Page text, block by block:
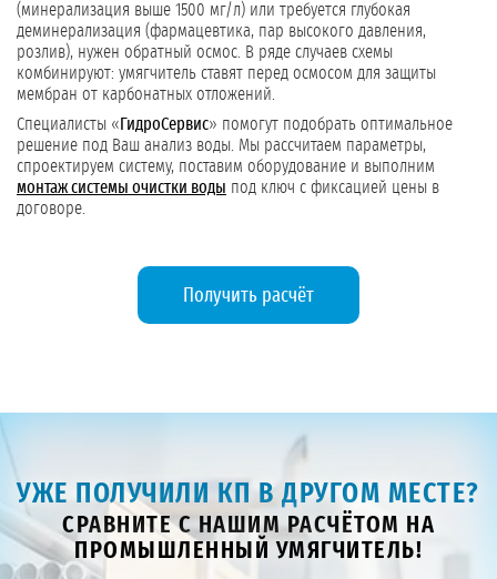
(минерализация выше 1500 мг/л) или требуется глубокая
деминерализация (фармацевтика, пар высокого давления,
розлив), нужен обратный осмос. В ряде случаев схемы
комбинируют: умягчитель ставят перед осмосом для защиты
мембран от карбонатных отложений.
Специалисты «ГидроСервис» помогут подобрать оптимальное
решение под Ваш анализ воды. Мы рассчитаем параметры,
спроектируем систему, поставим оборудование и выполним
монтаж системы очистки воды под ключ с фиксацией цены в
договоре.
Получить расчёт
УЖЕ ПОЛУЧИЛИ КП В ДРУГОМ МЕСТЕ?
СРАВНИТЕ С НАШИМ РАСЧЁТОМ НА
ПРОМЫШЛЕННЫЙ УМЯГЧИТЕЛЬ!